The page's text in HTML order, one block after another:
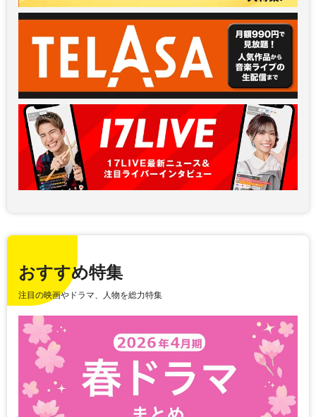
おすすめ特集
注目の映画やドラマ、人物を総力特集